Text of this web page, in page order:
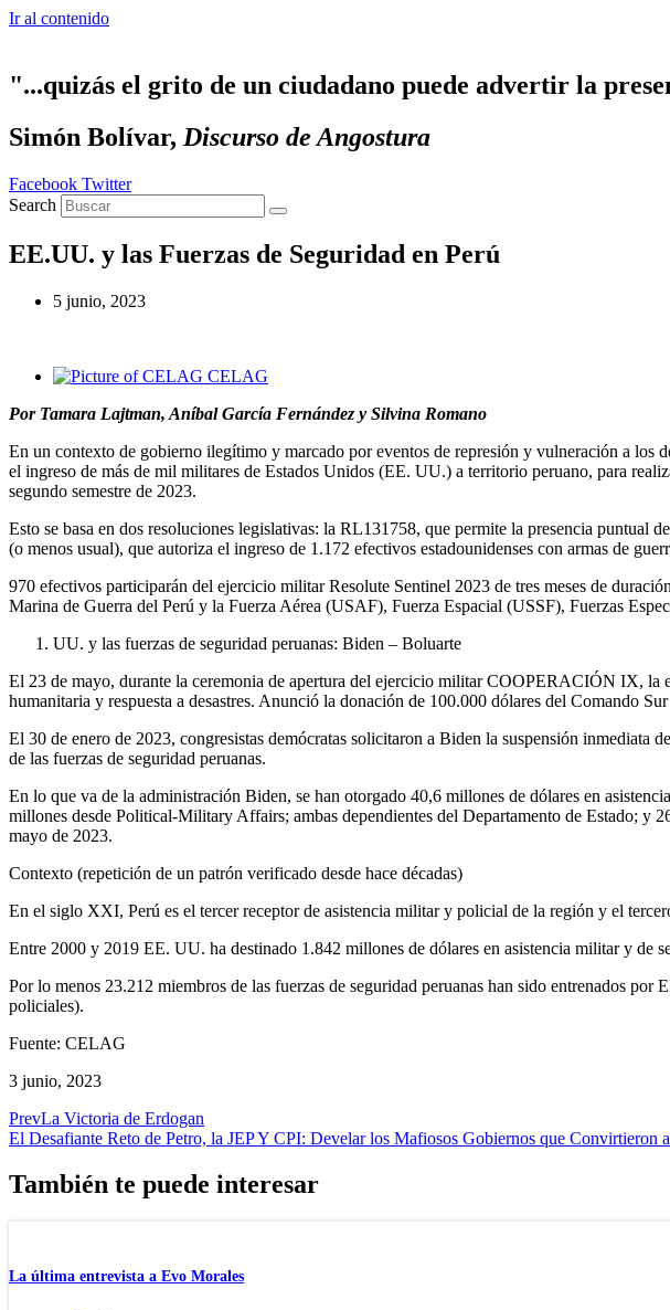
Ir al contenido
"...quizás el grito de un ciudadano puede advertir la
Simón Bolívar, Discurso de Angostura
Facebook Twitter
Search
EE.UU. y las Fuerzas de Seguridad en Perú
5 junio, 2023
CELAG
Por Tamara Lajtman, Aníbal García Fernández y Silvina Romano
En un contexto de gobierno ilegítimo y marcado por eventos de represión y vulneración a
el ingreso de más de mil militares de Estados Unidos (EE. UU.) a territorio peruano, para
segundo semestre de 2023.
Esto se basa en dos resoluciones legislativas: la RL131758, que permite la presencia puntual
(o menos usual), que autoriza el ingreso de 1.172 efectivos estadounidenses con armas de
970 efectivos participarán del ejercicio militar Resolute Sentinel 2023 de tres meses de
Marina de Guerra del Perú y la Fuerza Aérea (USAF), Fuerza Espacial (USSF), Fuerzas
UU. y las fuerzas de seguridad peruanas: Biden – Boluarte
El 23 de mayo, durante la ceremonia de apertura del ejercicio militar COOPERACIÓN IX, la
humanitaria y respuesta a desastres. Anunció la donación de 100.000 dólares del Comando
El 30 de enero de 2023, congresistas demócratas solicitaron a Biden la suspensión inmediata
de las fuerzas de seguridad peruanas.
En lo que va de la administración Biden, se han otorgado 40,6 millones de dólares en
millones desde Political-Military Affairs; ambas dependientes del Departamento de Estado; y
mayo de 2023.
Contexto (repetición de un patrón verificado desde hace décadas)
En el siglo XXI, Perú es el tercer receptor de asistencia militar y policial de la región y el
Entre 2000 y 2019 EE. UU. ha destinado 1.842 millones de dólares en asistencia militar y de
Por lo menos 23.212 miembros de las fuerzas de seguridad peruanas han sido entrenados
policiales).
Fuente: CELAG
3 junio, 2023
PrevLa Victoria de Erdogan
El Desafiante Reto de Petro, la JEP Y CPI: Develar los Mafiosos Gobiernos que Convirtieron
También te puede interesar
La última entrevista a Evo Morales